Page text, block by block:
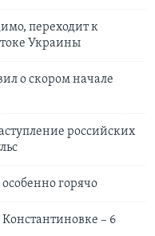
переходит к
Украины
о скором начале
российских
горячо
– 6